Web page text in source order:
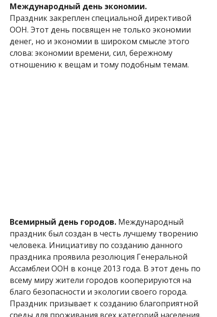
Международный день экономии.
Праздник закреплен специальной директивой
ООН. Этот день посвящен не только экономии
денег, но и экономии в широком смысле этого
слова: экономии времени, сил, бережному
отношению к вещам и тому подобным темам.
Всемирный день городов.Международный
праздник был создан в честь лучшему творению
человека. Инициативу по созданию данного
праздника проявила резолюция Генеральной
Ассамблеи ООН в конце 2013 года. В этот день по
всему миру жители городов кооперируются на
благо безопасности и экологии своего города.
Праздник призывает к созданию благоприятной